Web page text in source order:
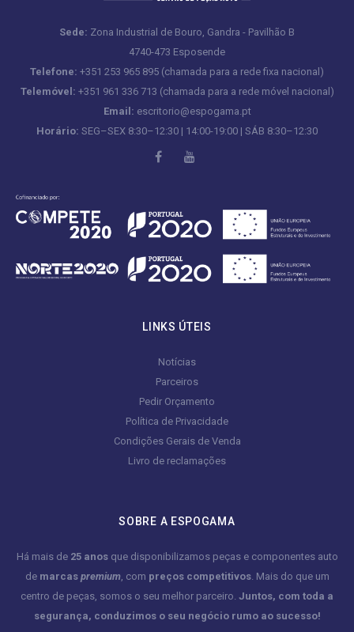
Sede: Zona Industrial de Bouro, Gandra - Pavilhão B
4740-473 Esposende
Telefone: +351 253 965 895 (chamada para a rede fixa nacional)
Telemóvel: +351 961 336 713 (chamada para a rede móvel nacional)
Email: escritorio@espogama.pt
Horário: SEG–SEX 8:30–12:30 | 14:00-19:00 | SÁB 8:30–12:30
LINKS ÚTEIS
Notícias
Parceiros
Pedir Orçamento
Política de Privacidade
Condições Gerais de Venda
Livro de reclamações
SOBRE A ESPOGAMA
Há mais de 25 anosque disponibilizamos peças e componentes auto
de marcas premium, com preços competitivos. Mais do que um
centro de peças, somos o seu melhor parceiro. Juntos, com toda a
segurança, conduzimos o seu negócio rumo ao sucesso!